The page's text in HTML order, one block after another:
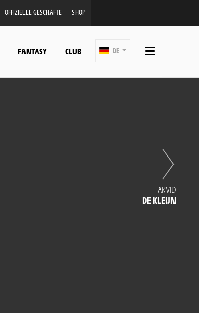
OFFIZIELLE GESCHÄFTE SHOP
FANTASY CLUB DE
ARVID
DE KLEIJN